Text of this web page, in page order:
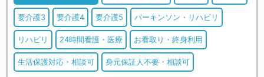
要介護3 要介護4 要介護5 パーキンソン・リハビリ
リハビリ 24時間看護・医療 お看取り・終身利用
生活保護対応・相談可 身元保証人不要・相談可